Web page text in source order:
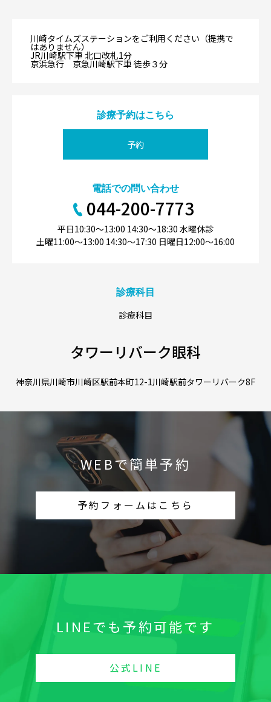
川崎タイムズステーションをご利用ください（提携で
はありません）
JR川崎駅下車 北口改札1分
京浜急行 京急川崎駅下車 徒歩３分
診療予約はこちら
予約
電話での問い合わせ
044-200-7773
平日10:30〜13:00 14:30〜18:30 水曜休診
土曜11:00〜13:00 14:30〜17:30 日曜日12:00〜16:00
診療科目
診療科目
タワーリバーク眼科
神奈川県川崎市川崎区駅前本町12-1川崎駅前タワーリバーク8F
WEBで簡単予約
予約フォームはこちら
LINEでも予約可能です
公式LINE